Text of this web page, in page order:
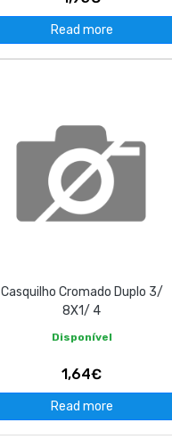
Read more
Casquilho Cromado Duplo 3/
8X1/ 4
Disponível
1,64€
Read more